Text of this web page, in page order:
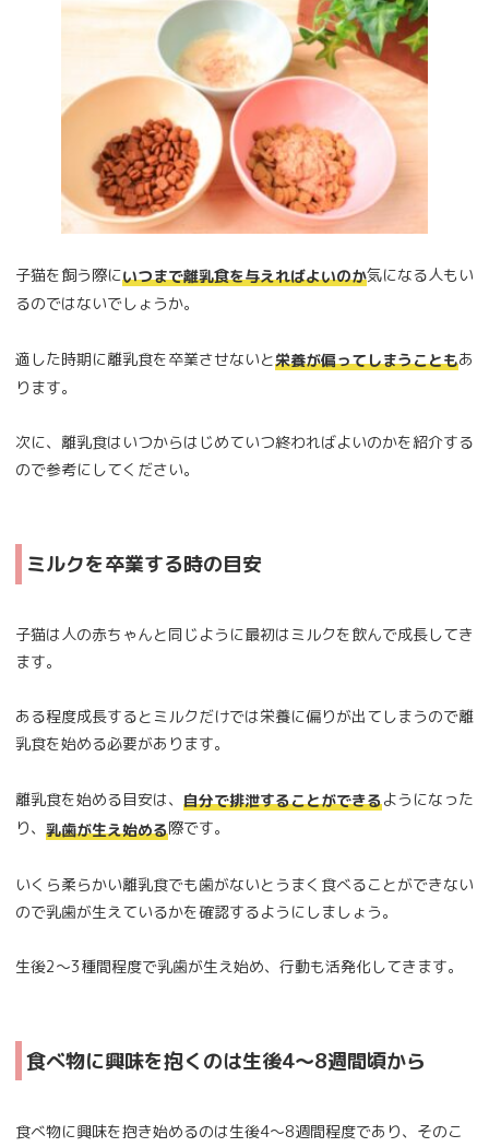
子猫を飼う際にいつまで離乳食を与えればよいのか気になる人もい
るのではないでしょうか。
適した時期に離乳食を卒業させないと栄養が偏ってしまうこともあ
ります。
次に、離乳食はいつからはじめていつ終わればよいのかを紹介する
ので参考にしてください。
ミルクを卒業する時の目安
子猫は人の赤ちゃんと同じように最初はミルクを飲んで成長してき
ます。
ある程度成長するとミルクだけでは栄養に偏りが出てしまうので離
乳食を始める必要があります。
離乳食を始める目安は、 自分で排泄することができるようになった
り、 乳歯が生え始める際です。
いくら柔らかい離乳食でも歯がないとうまく食べることができない
ので乳歯が生えているかを確認するようにしましょう。
生後2～3種間程度で乳歯が生え始め、行動も活発化してきます。
食べ物に興味を抱くのは生後4～8週間頃から
食べ物に興味を抱き始めるのは生後4～8週間程度であり、そのこ